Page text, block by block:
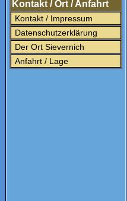
Kontakt / Ort / Anfahrt
Kontakt / Impressum
Datenschutzerklärung
Der Ort Sievernich
Anfahrt / Lage